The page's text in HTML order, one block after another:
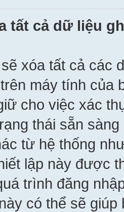
tất cả dữ liệu
xóa tất cả các
máy tính của
cho việc xác
thái sẵn
từ hệ thống
lập này được
trình đăng
có thể sẽ